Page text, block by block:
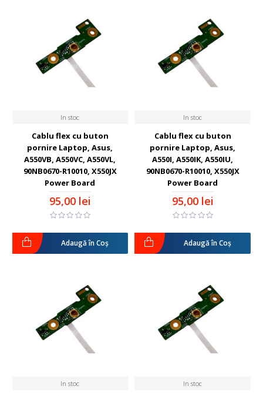
In stoc
Cablu flex cu buton
pornire Laptop, Asus,
A550VB, A550VC, A550VL,
90NB0670-R10010, X550JX
Power Board
95,00 lei
Adaugă în Coş
In stoc
Cablu flex cu buton
pornire Laptop, Asus,
A550I, A550IK, A550IU,
90NB0670-R10010, X550JX
Power Board
95,00 lei
Adaugă în Coş
In stoc In stoc